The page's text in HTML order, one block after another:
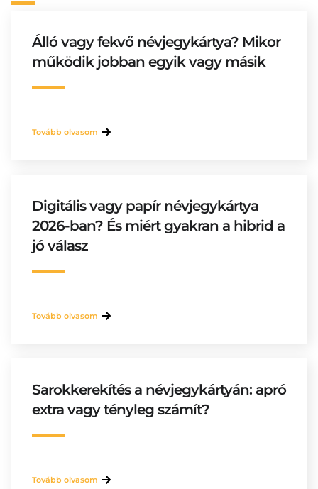
Álló vagy fekvő névjegykártya? Mikor
működik jobban egyik vagy másik
Tovább olvasom
Digitális vagy papír névjegykártya
2026-ban? És miért gyakran a hibrid a
jó válasz
Tovább olvasom
Sarokkerekítés a névjegykártyán: apró
extra vagy tényleg számít?
Tovább olvasom